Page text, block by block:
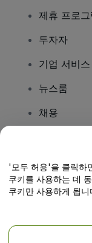
제휴 프로그
투자자
기업 서비스
뉴스룸
채용
도움말 센
'모두 허용'을 클릭하
쿠키를 사용하는 데
쿠키만 사용하게 됩